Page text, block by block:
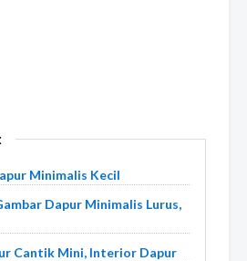
Minimalis Kecil
Dapur Minimalis Lurus,
Cantik Mini, Interior Dapur